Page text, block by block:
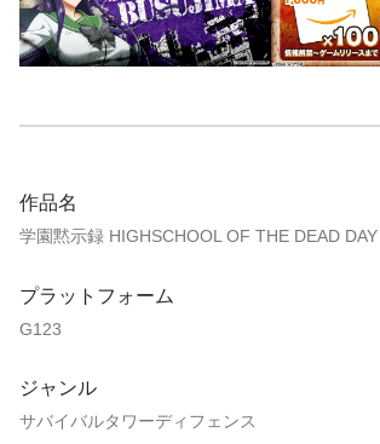
作品名
学園黙示録 HIGHSCHOOL OF THE DEAD
プラットフォーム
G123
ジャンル
サバイバルタワーディフェンス